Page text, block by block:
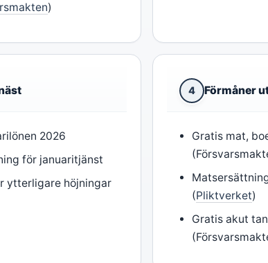
)
2026
för januaritjänst
ytterligare höjningar
4 Förmåner
Gratis mat,
(Pliktverket)
Gratis akut